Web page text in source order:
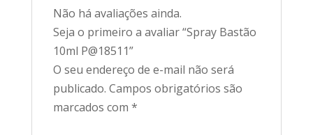
Não há avaliações ainda.
Seja o primeiro a avaliar “Spray Bastão
10ml P@18511”
O seu endereço de e-mail não será
publicado. Campos obrigatórios são
marcados com *